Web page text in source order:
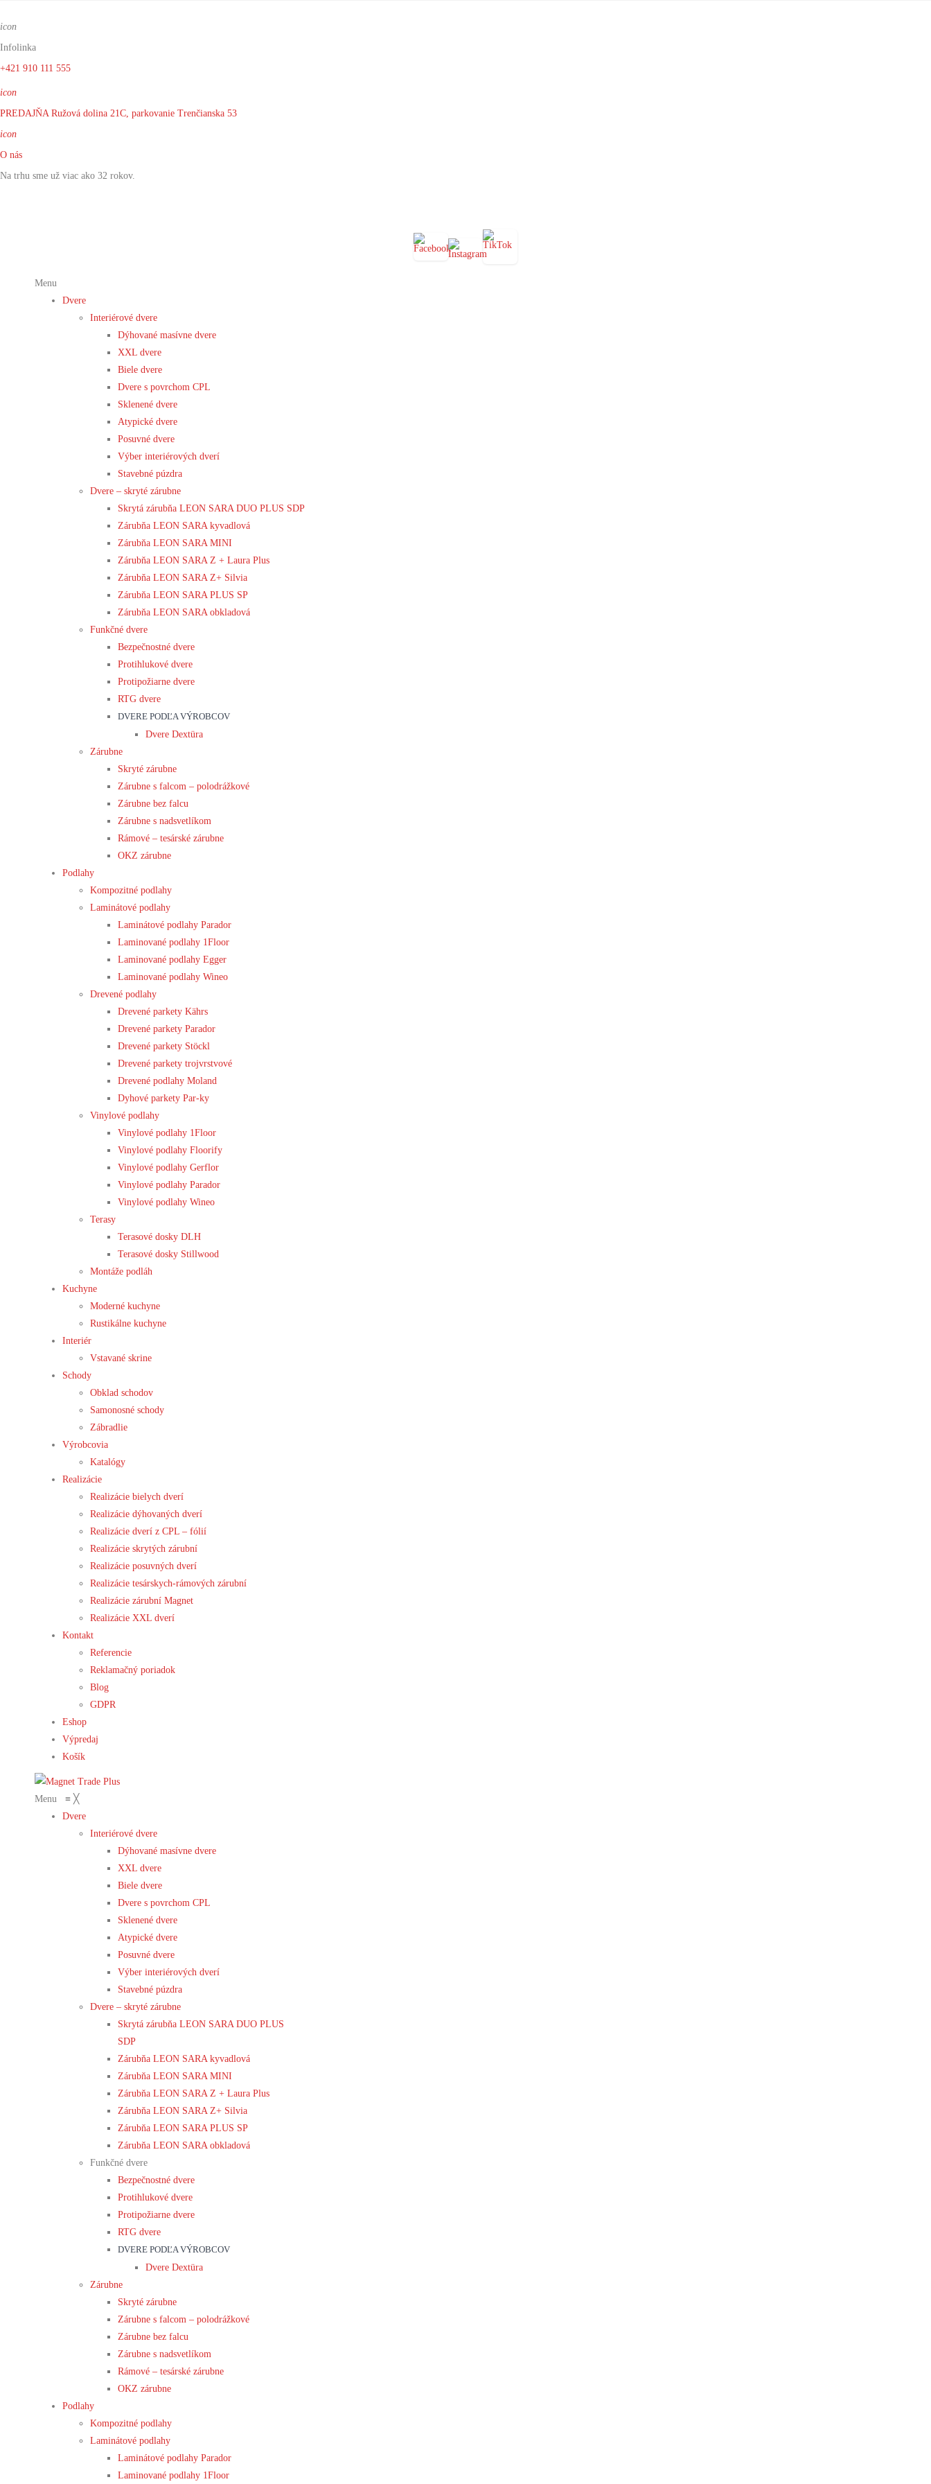
icon
Infolinka
+421 910 111 555
icon
PREDAJŇA Ružová dolina 21C, parkovanie Trenčianska 53
icon
O nás
Na trhu sme už viac ako 32 rokov.
Menu
Dvere
Interiérové dvere
Dýhované masívne dvere
XXL dvere
Biele dvere
Dvere s povrchom CPL
Sklenené dvere
Atypické dvere
Posuvné dvere
Výber interiérových dverí
Stavebné púzdra
Dvere – skryté zárubne
Skrytá zárubňa LEON SARA DUO PLUS SDP
Zárubňa LEON SARA kyvadlová
Zárubňa LEON SARA MINI
Zárubňa LEON SARA Z + Laura Plus
Zárubňa LEON SARA Z+ Silvia
Zárubňa LEON SARA PLUS SP
Zárubňa LEON SARA obkladová
Funkčné dvere
Bezpečnostné dvere
Protihlukové dvere
Protipožiarne dvere
RTG dvere
DVERE PODĽA VÝROBCOV
Dvere Dextüra
Zárubne
Skryté zárubne
Zárubne s falcom – polodrážkové
Zárubne bez falcu
Zárubne s nadsvetlíkom
Rámové – tesárské zárubne
OKZ zárubne
Podlahy
Kompozitné podlahy
Laminátové podlahy
Laminátové podlahy Parador
Laminované podlahy 1Floor
Laminované podlahy Egger
Laminované podlahy Wineo
Drevené podlahy
Drevené parkety Kährs
Drevené parkety Parador
Drevené parkety Stöckl
Drevené parkety trojvrstvové
Drevené podlahy Moland
Dyhové parkety Par-ky
Vinylové podlahy
Vinylové podlahy 1Floor
Vinylové podlahy Floorify
Vinylové podlahy Gerflor
Vinylové podlahy Parador
Vinylové podlahy Wineo
Terasy
Terasové dosky DLH
Terasové dosky Stillwood
Montáže podláh
Kuchyne
Moderné kuchyne
Rustikálne kuchyne
Interiér
Vstavané skrine
Schody
Obklad schodov
Samonosné schody
Zábradlie
Výrobcovia
Katalógy
Realizácie
Realizácie bielych dverí
Realizácie dýhovaných dverí
Realizácie dverí z CPL – fólií
Realizácie skrytých zárubní
Realizácie posuvných dverí
Realizácie tesárskych-rámových zárubní
Realizácie zárubní Magnet
Realizácie XXL dverí
Kontakt
Referencie
Reklamačný poriadok
Blog
GDPR
Eshop
Výpredaj
Košík
Menu ≡ ╳
Dvere
Interiérové dvere
Dýhované masívne dvere
XXL dvere
Biele dvere
Dvere s povrchom CPL
Sklenené dvere
Atypické dvere
Posuvné dvere
Výber interiérových dverí
Stavebné púzdra
Dvere – skryté zárubne
Skrytá zárubňa LEON SARA DUO PLUS
SDP
Zárubňa LEON SARA kyvadlová
Zárubňa LEON SARA MINI
Zárubňa LEON SARA Z + Laura Plus
Zárubňa LEON SARA Z+ Silvia
Zárubňa LEON SARA PLUS SP
Zárubňa LEON SARA obkladová
Funkčné dvere
Bezpečnostné dvere
Protihlukové dvere
Protipožiarne dvere
RTG dvere
DVERE PODĽA VÝROBCOV
Dvere Dextüra
Zárubne
Skryté zárubne
Zárubne s falcom – polodrážkové
Zárubne bez falcu
Zárubne s nadsvetlíkom
Rámové – tesárské zárubne
OKZ zárubne
Podlahy
Kompozitné podlahy
Laminátové podlahy
Laminátové podlahy Parador
Laminované podlahy 1Floor